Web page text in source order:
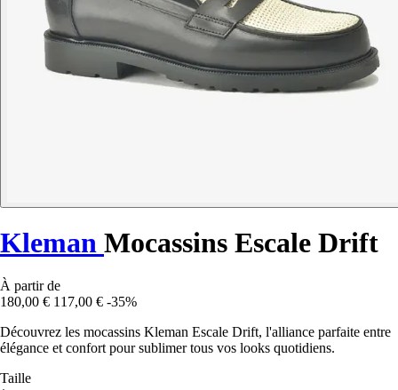
Kleman Mocassins Escale Drift
À partir de
180,00 € 117,00 € -35%
Découvrez les mocassins Kleman Escale Drift, l'alliance parfaite entre
élégance et confort pour sublimer tous vos looks quotidiens.
Taille